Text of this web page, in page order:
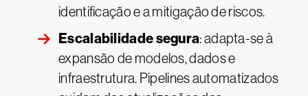
identificação e a mitigação de riscos.
Escalabilidade segura: adapta-se à
expansão de modelos, dados e
infraestrutura. Pipelines automatizados